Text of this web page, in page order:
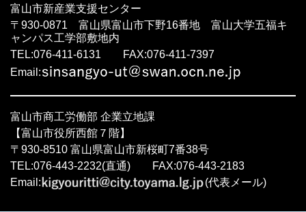
富山市新産業支援センター
〒930-0871 富山県富山市下野16番地 富山大学五福キ
ャンパス工学部敷地内
TEL:076-411-6131 FAX:076-411-7397
Email:
富山市商工労働部 企業立地課
【富山市役所西館７階】
〒930-8510 富山県富山市新桜町7番38号
TEL:076-443-2232(直通) FAX:076-443-2183
Email:
(代表メール)